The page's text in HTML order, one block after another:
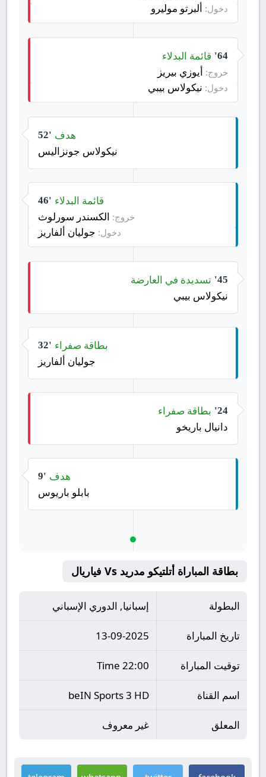
دخول: ألبرتو موليرو
64' قائمة البدلاء
خروج: أيوزي بيريز
دخول: نيكولاس بيبي
52' هدف
نيكولاس جونزاليس
46' قائمة البدلاء
خروج: الكسندر سورلوث
دخول: جوليان ألفاريز
45' تسديدة في العارضة
نيكولاس بيبي
32' بطاقة صفراء
جوليان ألفاريز
24' بطاقة صفراء
دانيال باريخو
9' هدف
بابلو باريوس
بطاقة المباراة أتلتيكو مدريد Vs فياريال
البطولة إسبانيا, الدوري الإسباني
تاريخ المباراة 13-09-2025
توقيت المباراة 22:00 Time
اسم القناة beIN Sports 3 HD
المعلق غير معروف